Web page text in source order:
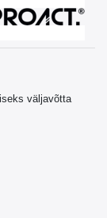
väljavõtta